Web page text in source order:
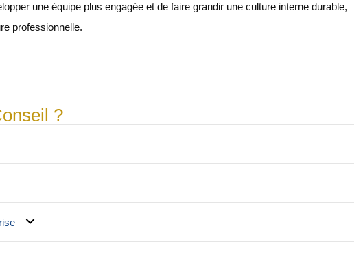
une équipe plus engagée et de faire grandir une culture interne durable,
professionnelle.
?